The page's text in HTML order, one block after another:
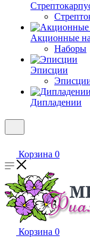
Акционные
Наборы
Эписции
Дипладении
Корзина 0
Корзина 0